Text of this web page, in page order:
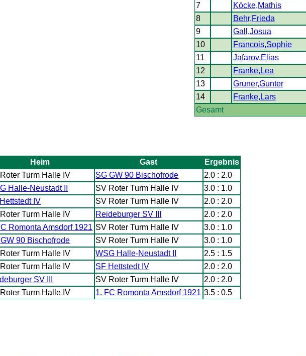
7
Köcke,Mathis
8
Behr,Frieda
9
Gall,Josua
10
Francois,Sophie
11
Jafarov,Elias
12
Franke,Lea
13
Gruner,Gunter
14
Franke,Lars
Gesamt
Heim Gast
Ergebnis
Turm Halle IV SG GW 90 Bischofrode
2.0 : 2.0
Halle-Neustadt II SV Roter Turm Halle IV
3.0 : 1.0
IV SV Roter Turm Halle IV
2.0 : 2.0
Turm Halle IV Reideburger SV III
2.0 : 2.0
Romonta Amsdorf 1921 SV Roter Turm Halle IV
3.0 : 1.0
90 Bischofrode SV Roter Turm Halle IV
3.0 : 1.0
Turm Halle IV WSG Halle-Neustadt II
2.5 : 1.5
Turm Halle IV SF Hettstedt IV
2.0 : 2.0
SV III SV Roter Turm Halle IV
2.0 : 2.0
Turm Halle IV 1. FC Romonta Amsdorf 1921 3.5 : 0.5